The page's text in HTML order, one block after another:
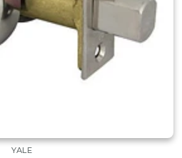
YALE